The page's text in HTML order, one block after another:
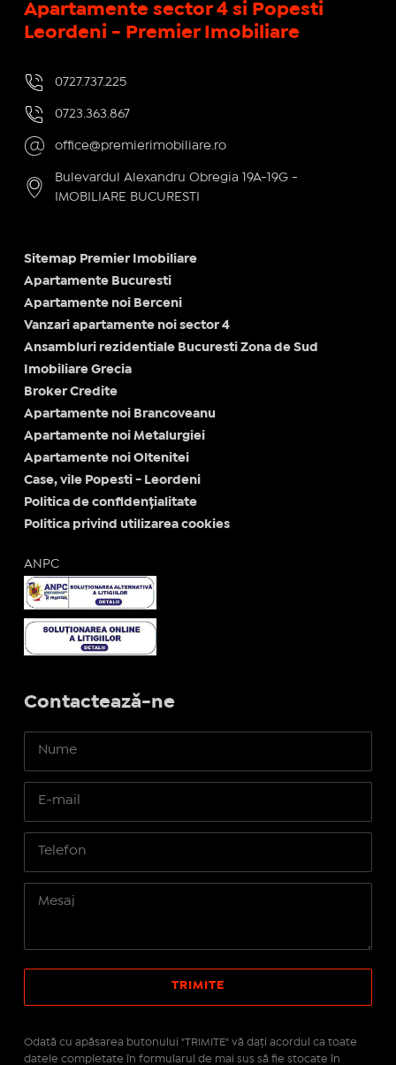
Apartamente sector 4 si Popesti
Leordeni - Premier Imobiliare
0727.737.225
0723.363.867
office@premierimobiliare.ro
Bulevardul Alexandru Obregia 19A-19G -
IMOBILIARE BUCURESTI
Sitemap Premier Imobiliare
Apartamente Bucuresti
Apartamente noi Berceni
Vanzari apartamente noi sector 4
Ansambluri rezidentiale Bucuresti Zona de Sud
Imobiliare Grecia
Broker Credite
Apartamente noi Brancoveanu
Apartamente noi Metalurgiei
Apartamente noi Oltenitei
Case, vile Popesti - Leordeni
Politica de confidențialitate
Politica privind utilizarea cookies
ANPC
Contactează-ne
Odată cu apăsarea butonului "TRIMITE" vă daţi acordul ca toate
datele completate în formularul de mai sus să fie stocate în